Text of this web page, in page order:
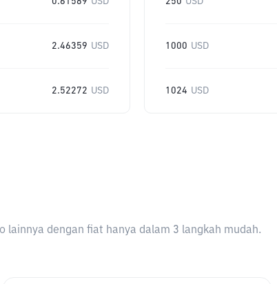
2.46359 USD
2.52272 USD
1000 USD
1024 USD
lainnya dengan fiat hanya dalam 3 langkah mudah.